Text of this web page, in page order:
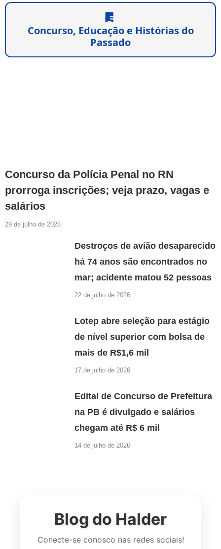
Concurso, Educação e Histórias do
Passado
Concurso da Polícia Penal no RN
prorroga inscrições; veja prazo, vagas e
salários
29 de julho de 2026
Destroços de avião desaparecido
há 74 anos são encontrados no
mar; acidente matou 52 pessoas
22 de julho de 2026
Lotep abre seleção para estágio
de nível superior com bolsa de
mais de R$1,6 mil
17 de julho de 2026
Edital de Concurso de Prefeitura
na PB é divulgado e salários
chegam até R$ 6 mil
14 de julho de 2026
Blog do Halder
Conecte-se conosco nas redes sociais!